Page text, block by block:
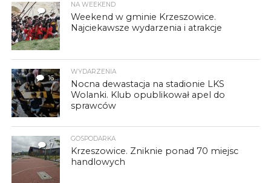
4
NA WEEKEND
Weekend w gminie Krzeszowice.
Najciekawsze wydarzenia i atrakcje
16
WYDARZENIA
Nocna dewastacja na stadionie LKS
Wolanki. Klub opublikował apel do
sprawców
7
GOSPODARKA
Krzeszowice. Zniknie ponad 70 miejsc
handlowych